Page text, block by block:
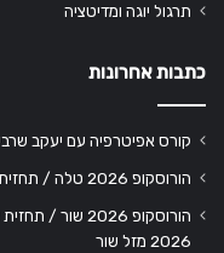
תרגול יוגה ומדיטציה
כתבות אחרונות
קורס אפיטרפיה עם יעקב
הורוסקופ 2026 טלה / תחזית אסטרולוגיה שנתית מזל טלה
הורוסקופ
2026 מזל שור